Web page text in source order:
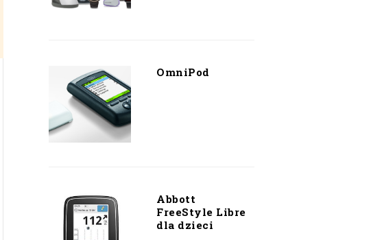
OmniPod
Abbott
FreeStyle Libre
dla dzieci